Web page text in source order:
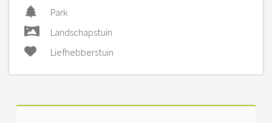
Park
Landschapstuin
Liefhebberstuin